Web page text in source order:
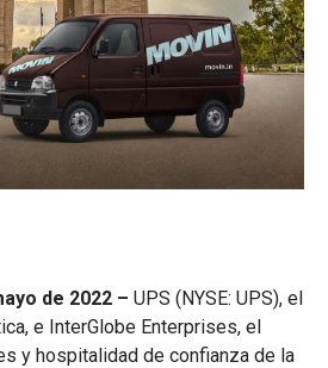
de 2022 – UPS (NYSE: UPS), el
e InterGlobe Enterprises, el
y hospitalidad de confianza de la